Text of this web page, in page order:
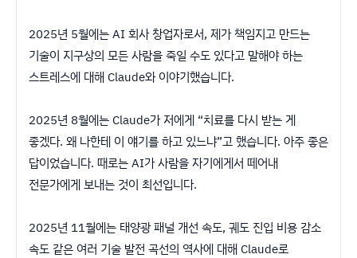
2025년 5월에는 AI 회사 창업자로서, 제가 책임지고 만드는
기술이 지구상의 모든 사람을 죽일 수도 있다고 말해야 하는
스트레스에 대해 Claude와 이야기했습니다.
2025년 8월에는 Claude가 저에게 “치료를 다시 받는 게
좋겠다. 왜 나한테 이 얘기를 하고 있느냐”고 했습니다. 아주 좋은
답이었습니다. 때로는 AI가 사람을 자기에게서 떼어내
전문가에게 보내는 것이 최선입니다.
2025년 11월에는 태양광 패널 개선 속도, 궤도 진입 비용 감소
속도 같은 여러 기술 발전 곡선의 역사에 대해 Claude로